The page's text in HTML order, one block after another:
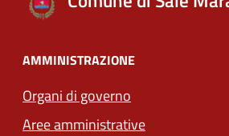
AMMINISTRAZIONE
Organi di governo
Aree amministrative